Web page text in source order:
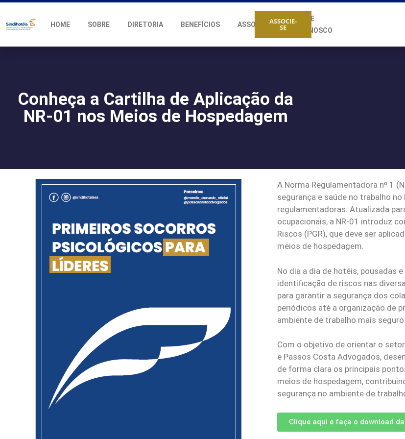
HOME SOBRE DIRETORIA BENEFÍCIOS ASSOCIADOS
FALE
CONOSCO
ASSOCIE-
SE
Conheça a Cartilha de Aplicação da
NR-01 nos Meios de Hospedagem
A Norma Regulamentadora nº 1
segurança e saúde no trabalho
regulamentadoras. Atualizada
ocupacionais, a NR-01 introduz
Riscos (PGR), que deve ser
meios de hospedagem.
No dia a dia de hotéis, pousadas
identificação de riscos nas
para garantir a segurança dos
periódicos até a organização de
ambiente de trabalho mais seguro
Com o objetivo de orientar o
e Passos Costa Advogados,
de forma clara os principais
meios de hospedagem,
segurança no ambiente de
Clique aqui e faça o download